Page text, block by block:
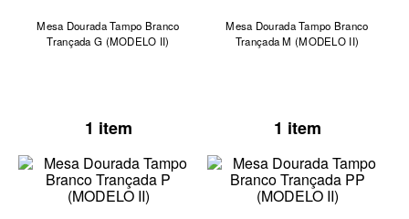
Mesa Dourada Tampo Branco
Trançada G (MODELO II)
1 item
Mesa Dourada Tampo Branco
Trançada M (MODELO II)
1 item